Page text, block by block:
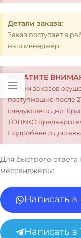
Детали заказа:
Заказ поступает в
наш менеджер
ОБРАТИТЕ
Прием заказов
поступившие после
следующего дня.
ТОЛЬКО
Подробнее о
Для быстрого
мессенджеры:
Написать в
Написать в